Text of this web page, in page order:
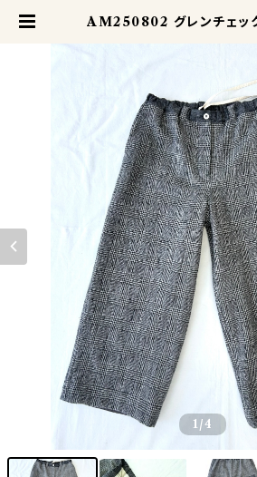
AM250802 グレンチェッ
1 /4